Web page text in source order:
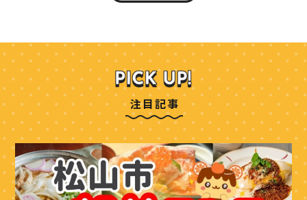
注目記事